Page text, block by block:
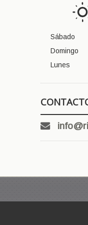
Sábado
Domingo
Lunes